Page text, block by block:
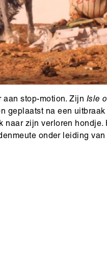
aan stop-motion. Zijn Isle
geplaatst na een uitbraak
naar zijn verloren hondje.
onder leiding van